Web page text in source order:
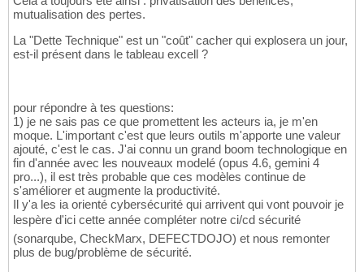
mutualisation des pertes.
La "Dette Technique" est un "coût" cacher qui explosera un jour,
est-il présent dans le tableau excell ?
pour répondre à tes questions:
1) je ne sais pas ce que promettent les acteurs ia, je m'en
moque. L'important c'est que leurs outils m'apporte une valeur
ajouté, c'est le cas. J'ai connu un grand boom technologique en
fin d'année avec les nouveaux modelé (opus 4.6, gemini 4
pro...), il est très probable que ces modèles continue de
s'améliorer et augmente la productivité.
Il y'a les ia orienté cybersécurité qui arrivent qui vont pouvoir je
lespère d'ici cette année compléter notre ci/cd sécurité
(sonarqube, CheckMarx, DEFECTDOJO) et nous remonter
plus de bug/problème de sécurité.